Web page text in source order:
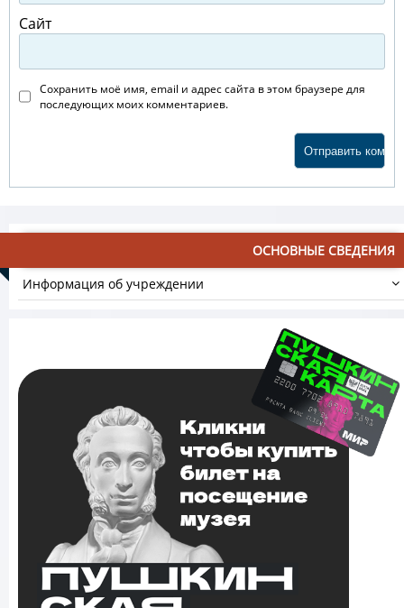
Сайт
Сохранить моё имя, email и адрес сайта в этом браузере для
последующих моих комментариев.
ОСНОВНЫЕ СВЕДЕНИЯ
Информация об учреждении